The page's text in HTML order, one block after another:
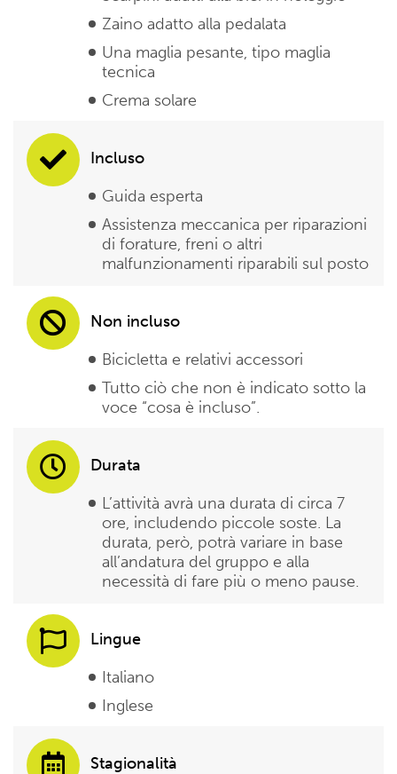
Zaino adatto alla pedalata
Una maglia pesante, tipo maglia
tecnica
Crema solare
Incluso
Guida esperta
Assistenza meccanica per riparazioni
di forature, freni o altri
malfunzionamenti riparabili sul posto
Non incluso
Bicicletta e relativi accessori
Tutto ciò che non è indicato sotto la
voce “cosa è incluso”.
Durata
L’attività avrà una durata di circa 7
ore, includendo piccole soste. La
durata, però, potrà variare in base
all’andatura del gruppo e alla
necessità di fare più o meno pause.
Lingue
Italiano
Inglese
Stagionalità